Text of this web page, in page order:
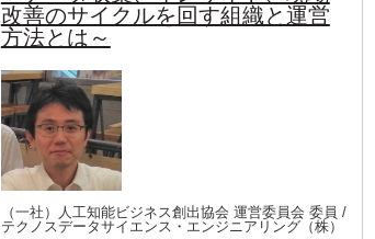
改善のサイクルを回す組織と運営
方法とは～
（一社）人工知能ビジネス創出協会 運営委員会 委員 /
テクノスデータサイエンス・エンジニアリング（株）